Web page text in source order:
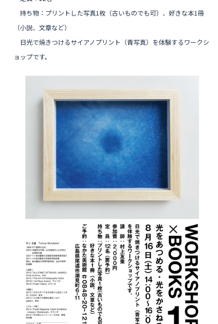
持ち物：プリントした写真1枚（古いものでも可）、好きな本1冊
（小説、文章など）
日光で焼きつけるサイアノプリント（青写真）を体験するワークシ
ョップです。